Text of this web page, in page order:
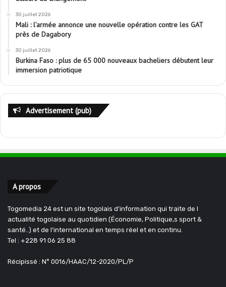
30 juillet 2026
Mali : l’armée annonce une nouvelle opération contre les GAT
près de Dagabory
30 juillet 2026
Burkina Faso : plus de 65 000 nouveaux bacheliers débutent leur
immersion patriotique
Advertisement (pub)
A propos
Togomedia 24 est un site togolais d'information qui traite de l
actualité togolaise au quotidien (Économie, Politique,s sport &
santé..) et de l'international en temps réel et en continu.
Tel : +228 91 06 25 88
Récipissé : N° 0016/HAAC/12-2020/PL/P